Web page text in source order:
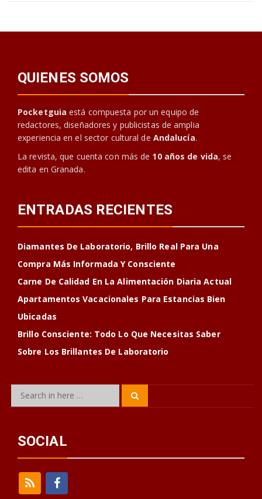
QUIENES SOMOS
Pocketguia está compuesta por un equipo de
redactores, diseñadores y publicistas de amplia
experiencia en el sector cultural de Andalucía.
La revista, que cuenta con más de 10 años de vida, se
edita en Granada.
ENTRADAS RECIENTES
Diamantes De Laboratorio, Brillo Real Para Una
Compra Más Informada Y Consciente
Carne De Calidad En La Alimentación Diaria Actual
Apartamentos Vacacionales Para Estancias Bien
Ubicadas
Brillo Consciente: Todo Lo Que Necesitas Saber
Sobre Los Brillantes De Laboratorio
Search
SOCIAL